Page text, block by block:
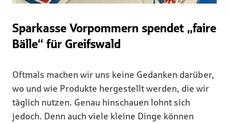
Sparkasse Vorpommern spendet „faire
Bälle“ für Greifswald
Oftmals machen wir uns keine Gedanken darüber,
wo und wie Produkte hergestellt werden, die wir
täglich nutzen. Genau hinschauen lohnt sich
jedoch. Denn auch viele kleine Dinge können